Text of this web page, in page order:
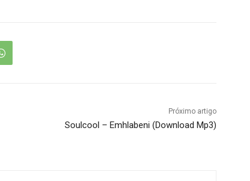
Próximo artigo
Soulcool – Emhlabeni (Download Mp3)